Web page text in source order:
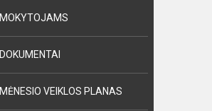
MOKYTOJAMS
DOKUMENTAI
MĖNESIO VEIKLOS PLANAS